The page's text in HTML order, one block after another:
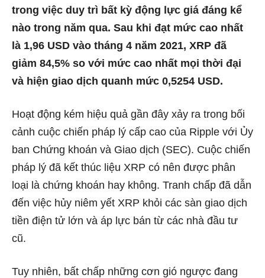
trong việc duy trì bất kỳ động lực giá đáng kể
nào trong năm qua. Sau khi đạt mức cao nhất
là 1,96 USD vào tháng 4 năm 2021, XRP đã
giảm 84,5% so với mức cao nhất mọi thời đại
và hiện giao dịch quanh mức 0,5254 USD.
Hoạt động kém hiệu quả gần đây xảy ra trong bối
cảnh cuộc chiến pháp lý cấp cao của Ripple với Ủy
ban Chứng khoán và Giao dịch (SEC). Cuộc chiến
pháp lý đã kết thúc liệu XRP có nên được phân
loại là chứng khoán hay không. Tranh chấp đã dẫn
đến việc hủy niêm yết XRP khỏi các sàn giao dịch
tiền điện tử lớn và áp lực bán từ các nhà đầu tư
cũ.
Tuy nhiên, bất chấp những cơn gió ngược đang